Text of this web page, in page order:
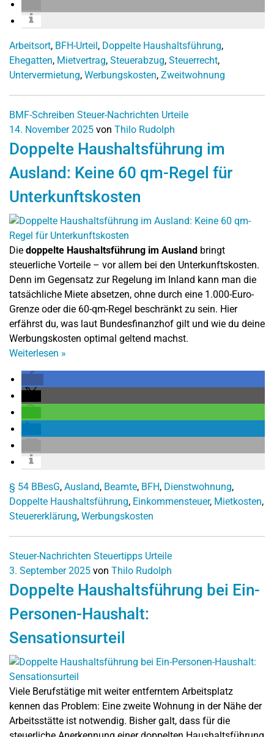
Arbeitsort, BFH-Urteil, Doppelte Haushaltsführung,
Ehegatten, Mietvertrag, Steuerabzug, Steuerrecht,
Untervermietung, Werbungskosten, Zweitwohnung
BMF-Schreiben Steuer-Nachrichten Urteile
14. November 2025 von Thilo Rudolph
Doppelte Haushaltsführung im
Ausland: Keine 60 qm-Regel für
Unterkunftskosten
Die doppelte Haushaltsführung im Ausland bringt
steuerliche Vorteile – vor allem bei den Unterkunftskosten.
Denn im Gegensatz zur Regelung im Inland kann man die
tatsächliche Miete absetzen, ohne durch eine 1.000-Euro-
Grenze oder die 60-qm-Regel beschränkt zu sein. Hier
erfährst du, was laut Bundesfinanzhof gilt und wie du deine
Werbungskosten optimal geltend machst.
Weiterlesen »
§ 54 BBesG, Ausland, Beamte, BFH, Dienstwohnung,
Doppelte Haushaltsführung, Einkommensteuer, Mietkosten,
Steuererklärung, Werbungskosten
Steuer-Nachrichten Steuertipps Urteile
3. September 2025 von Thilo Rudolph
Doppelte Haushaltsführung bei Ein-
Personen-Haushalt:
Sensationsurteil
Viele Berufstätige mit weiter entferntem Arbeitsplatz
kennen das Problem: Eine zweite Wohnung in der Nähe der
Arbeitsstätte ist notwendig. Bisher galt, dass für die